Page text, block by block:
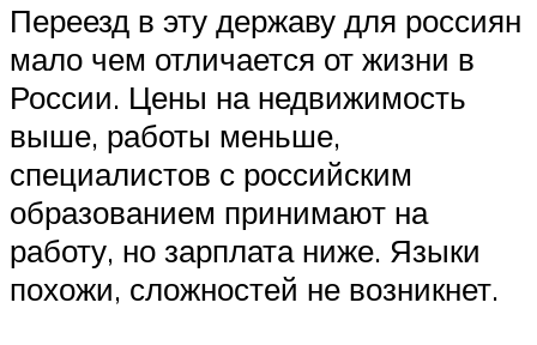
Переезд в эту державу для россиян
мало чем отличается от жизни в
России. Цены на недвижимость
выше, работы меньше,
специалистов с российским
образованием принимают на
работу, но зарплата ниже. Языки
похожи, сложностей не возникнет.